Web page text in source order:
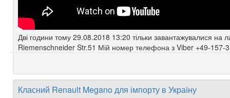
Дві години тому 29.08.2018 13:20 тільки завантажувалися
Riemenschneider Str.51 Мій номер телефона з Viber +49-
Класний Renault Megano для імпорту в Україну